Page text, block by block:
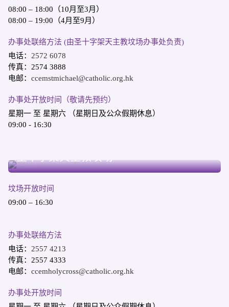
08:00 – 18:00（10月至3月）
08:00 – 19:00（4月至9月）
办事处联络方法 (由圣十字架天主教坟场办事处负责)
电话： 2572 6078
传真：2574 3888
电邮：ccemstmichael@catholic.org.hk
办事处开放时间（敬请先预约）
星期一 至 星期六 （星期日及公众假期休息）
09:00 - 16:30
圣十字架天主教坟场
坟场开放时间
09:00 – 16:30
办事处联络方法
电话： 2557 4213
传真：2557 4333
电邮：ccemholycross@catholic.org.hk
办事处开放时间